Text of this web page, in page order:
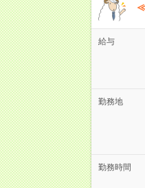
≪
給与
勤務地
勤務時間